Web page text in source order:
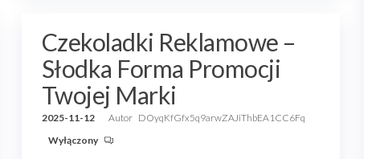
Czekoladki Reklamowe –
Słodka Forma Promocji
Twojej Marki
2025-11-12 Autor DOyqKfGfx5q9arwZAJiThbEA1CC6Fq
Wyłączony